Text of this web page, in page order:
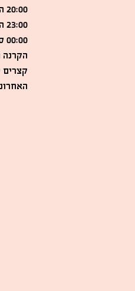
20:00 התחלת מסיבה והקרנת מקבצי סרטים עצמאים
23:00 הנמכת ווליום
00:00 סיום